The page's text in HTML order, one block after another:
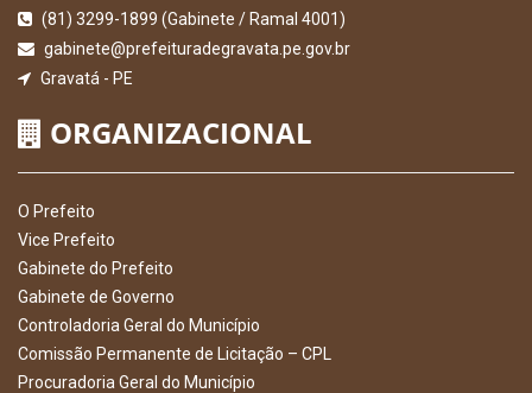
(81) 3299-1899 (Gabinete / Ramal 4001)
gabinete@prefeituradegravata.pe.gov.br
Gravatá - PE
ORGANIZACIONAL
O Prefeito
Vice Prefeito
Gabinete do Prefeito
Gabinete de Governo
Controladoria Geral do Município
Comissão Permanente de Licitação – CPL
Procuradoria Geral do Município